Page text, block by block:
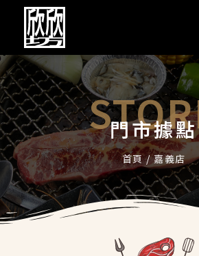
門市據點
首頁/嘉義店